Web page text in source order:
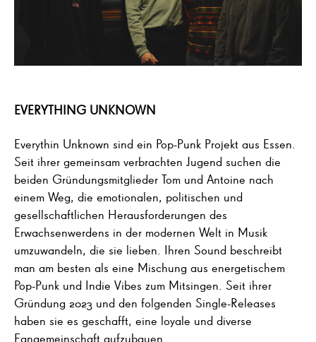
EVERYTHING UNKNOWN
Everythin Unknown sind ein Pop-Punk Projekt aus Essen.
Seit ihrer gemeinsam verbrachten Jugend suchen die
beiden Gründungsmitglieder Tom und Antoine nach
einem Weg, die emotionalen, politischen und
gesellschaftlichen Herausforderungen des
Erwachsenwerdens in der modernen Welt in Musik
umzuwandeln, die sie lieben. Ihren Sound beschreibt
man am besten als eine Mischung aus energetischem
Pop-Punk und Indie Vibes zum Mitsingen. Seit ihrer
Gründung 2023 und den folgenden Single-Releases
haben sie es geschafft, eine loyale und diverse
Fangemeinschaft aufzubauen.